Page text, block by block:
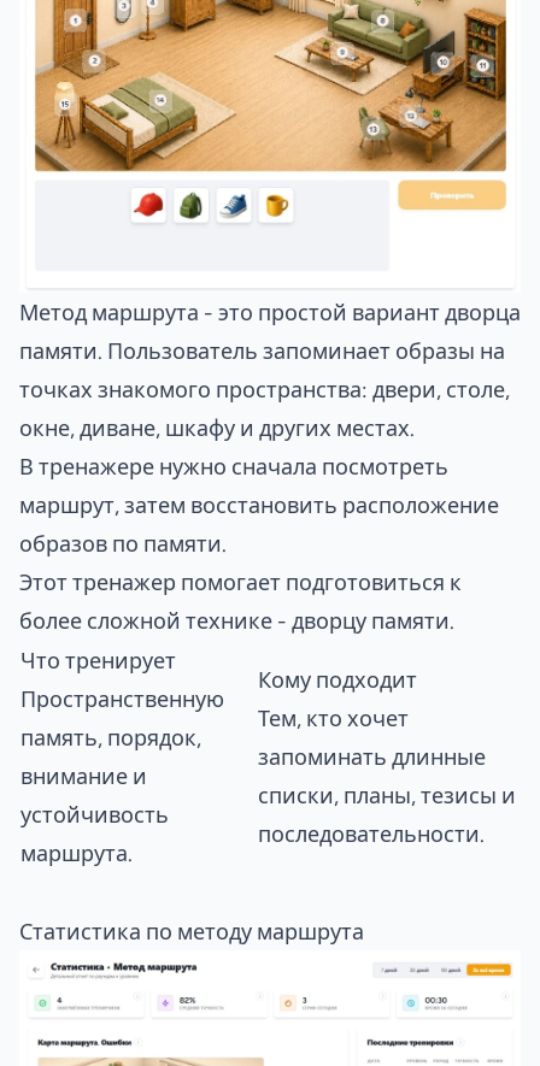
Метод маршрута - это простой вариант дворца
памяти. Пользователь запоминает образы на
точках знакомого пространства: двери, столе,
окне, диване, шкафу и других местах.
В тренажере нужно сначала посмотреть
маршрут, затем восстановить расположение
образов по памяти.
Этот тренажер помогает подготовиться к
более сложной технике - дворцу памяти
Что тренирует
Пространственную
память, порядок,
внимание и
устойчивость
маршрута.
Кому подходит
Тем, кто хочет
запоминать длинные
списки, планы, тезисы и
последовательности.
Статистика по методу маршрута